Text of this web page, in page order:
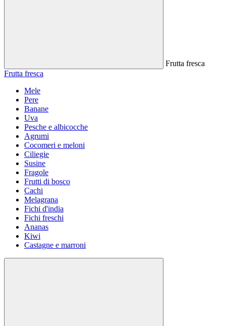
Frutta fresca
Frutta fresca
Mele
Pere
Banane
Uva
Pesche e albicocche
Agrumi
Cocomeri e meloni
Ciliegie
Susine
Fragole
Frutti di bosco
Cachi
Melagrana
Fichi d'india
Fichi freschi
Ananas
Kiwi
Castagne e marroni